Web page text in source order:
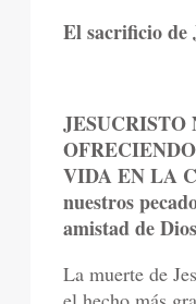
El sacrificio de
VIDA EN LA
nuestros
amistad de
La muerte de